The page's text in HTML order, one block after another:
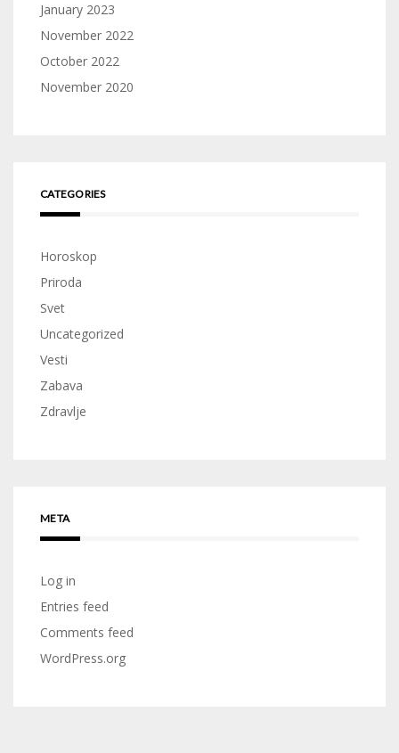
January 2023
November 2022
October 2022
November 2020
CATEGORIES
Horoskop
Priroda
Svet
Uncategorized
Vesti
Zabava
Zdravlje
META
Log in
Entries feed
Comments feed
WordPress.org